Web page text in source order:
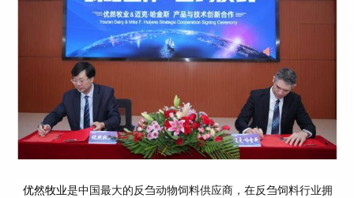
优然牧业是中国最大的反刍动物饲料供应商，在反刍饲料行业拥